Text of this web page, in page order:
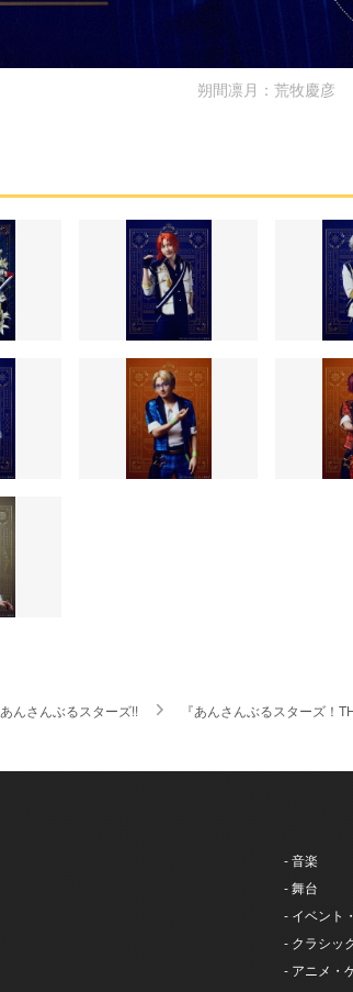
朔間凛月：荒牧慶彦
あんさんぶるスターズ!!
『あんさんぶるスターズ
- 音楽
- 舞台
- イベント
- クラシッ
- アニメ・